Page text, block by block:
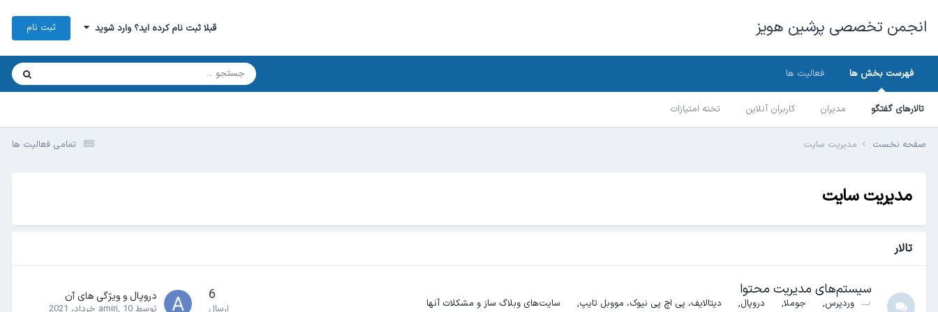
انجمن تخصصی پرشین هویز قبلا ثبت نام کرده اید؟ وارد شوید ثبت نام
فهرست بخش ها
تالارهای گفتگو مدیران کاربران آنلاین تخته امتیازات
فعالیت ها
تمامی فعالیت ها صفحه نخست مدیریت سایت
مدیریت سایت
تالار
سیستم‌های مدیریت محتوا
وردپرس جوملا دروپال دیتالایف، پی اچ پی نیوک، مووبل تایپ
سایت‌های وبلاگ ساز و مشکلات آنها
6
ارسال
دروپال و ویژگی های آن
توسط amiri, 10 خرداد، 2021